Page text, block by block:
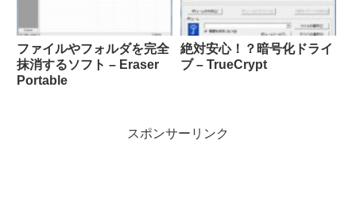
ファイルやフォルダを完全
抹消するソフト – Eraser
Portable
絶対安心！？暗号化ドライ
ブ – TrueCrypt
スポンサーリンク